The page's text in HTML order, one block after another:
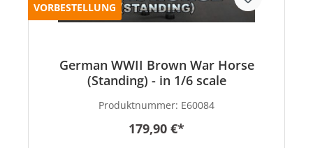
VORBESTELLUNG
German WWII Brown War Horse
(Standing) - in 1/6 scale
Produktnummer: E60084
179,90 €*